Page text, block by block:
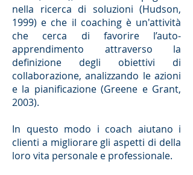
nella ricerca di soluzioni (Hudson,
1999) e che il coaching è un'attività
che cerca di favorire l’auto-
apprendimento attraverso la
definizione degli obiettivi di
collaborazione, analizzando le azioni
e la pianificazione (Greene e Grant,
2003).
In questo modo i coach aiutano i
clienti a migliorare gli aspetti di della
loro vita personale e professionale.